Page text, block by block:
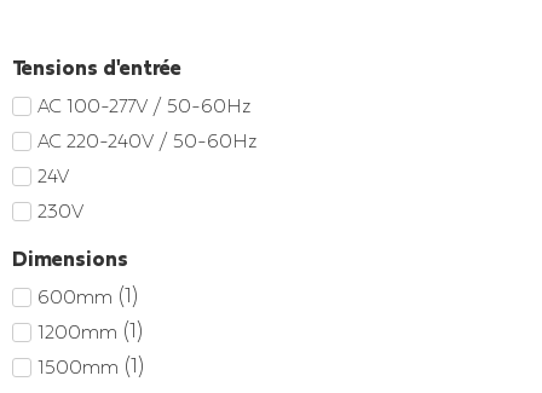
Tensions d'entrée
AC 100-277V / 50-60Hz
AC 220-240V / 50-60Hz
24V
230V
Dimensions
600mm (1)
1200mm (1)
1500mm (1)